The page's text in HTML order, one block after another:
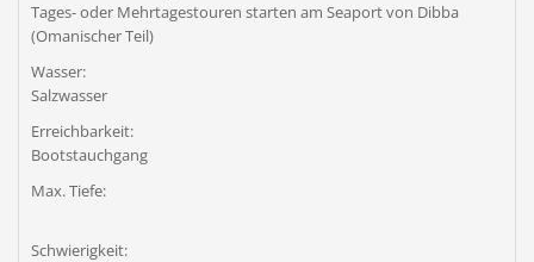
Tages- oder Mehrtagestouren starten am Seaport von Dibba
(Omanischer Teil)
Wasser:
Salzwasser
Erreichbarkeit:
Bootstauchgang
Max. Tiefe:
Schwierigkeit: